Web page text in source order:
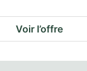
Voir l’offre